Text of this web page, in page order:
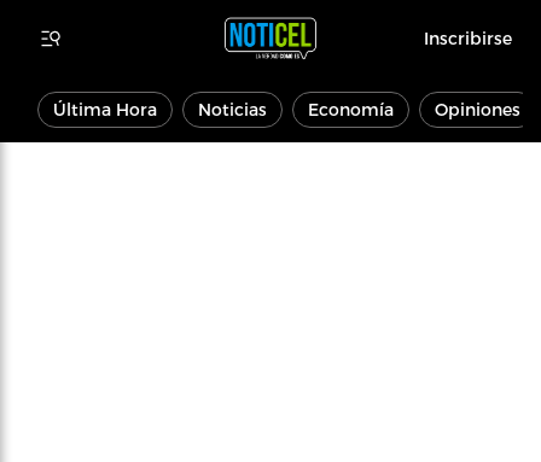
Inscribirse
Última Hora Noticias Economía Opiniones